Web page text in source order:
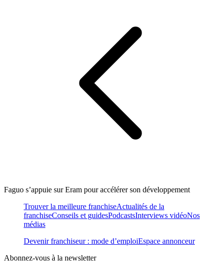
Faguo s’appuie sur Eram pour accélérer son développement
Trouver la meilleure franchiseActualités de la
franchiseConseils et guidesPodcastsInterviews vidéoNos
médias
Devenir franchiseur : mode d’emploiEspace annonceur
Abonnez-vous à la newsletter